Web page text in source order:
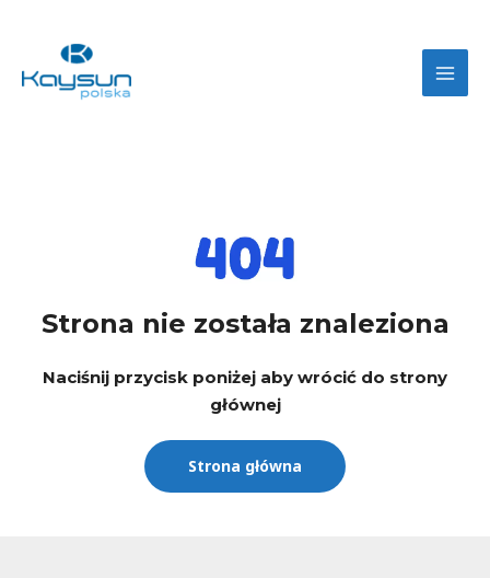
Strona nie została znaleziona
Naciśnij przycisk poniżej aby wrócić do strony
głównej
Strona główna